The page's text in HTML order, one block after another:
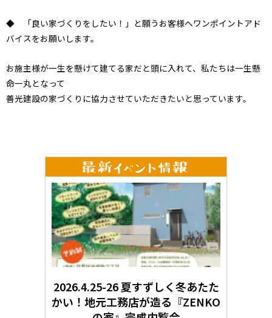
◆ 「良い家づくりをしたい！」と願うお客様へワンポイントアド
バイスをお願いします。
お施主様が一生を懸けて建てる家だと頭に入れて、私たちは一生懸
命一丸となって
善光建設の家づくりに協力させていただきたいと思っています。
2026.4.25-26 夏すずしく冬あたた
かい！地元工務店が造る『ZENKO